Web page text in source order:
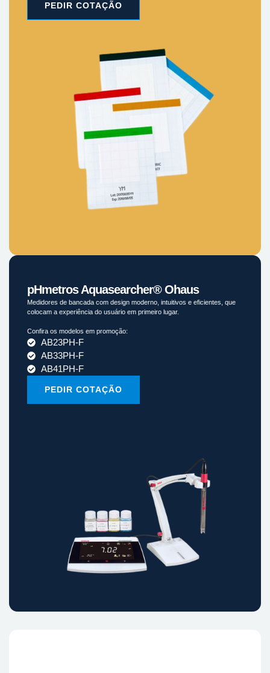
PEDIR COTAÇÃO
pHmetros Aquasearcher® Ohaus
Medidores de bancada com design moderno, intuitivos e eficientes, que
colocam a experiência do usuário em primeiro lugar.
Confira os modelos em promoção:
AB23PH-F
AB33PH-F
AB41PH-F
PEDIR COTAÇÃO